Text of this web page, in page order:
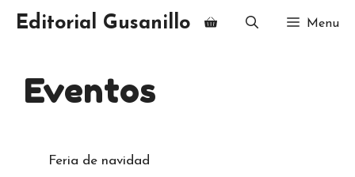
Editorial Gusanillo Menu
Eventos
Feria de navidad